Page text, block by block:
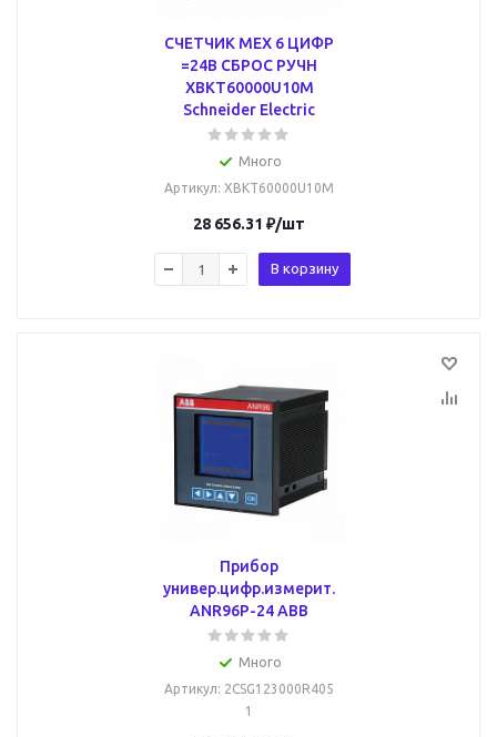
СЧЕТЧИК МЕХ 6 ЦИФР
=24В СБРОС РУЧН
XBKT60000U10M
Schneider Electric
Много
Артикул: XBKT60000U10M
28 656.31 ₽/шт
В корзину
Прибор
универ.цифр.измерит.
ANR96P-24 ABB
Много
Артикул: 2CSG123000R405
1